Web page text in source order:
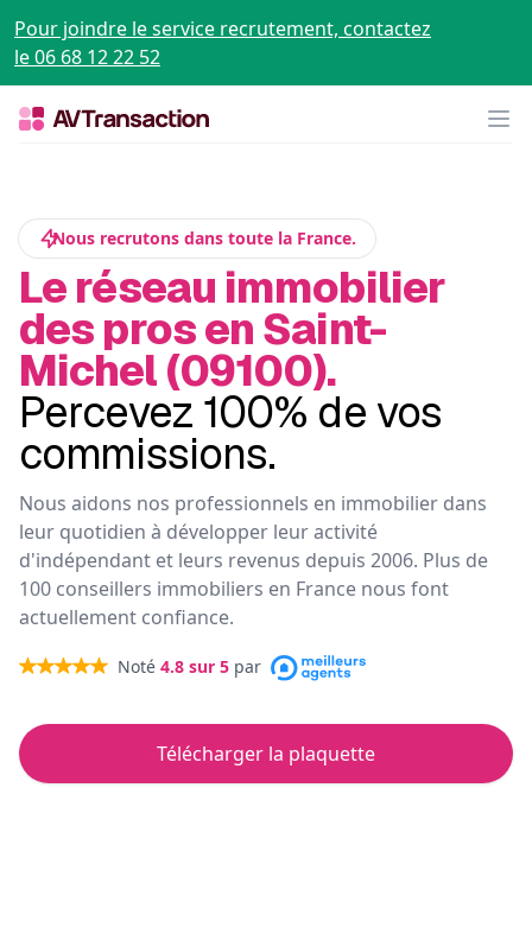
Pour joindre le service recrutement, contactez
le 06 68 12 22 52
Nous recrutons dans toute la France.
Le réseau immobilier
des pros en Saint-
Michel (09100).
Percevez 100% de vos
commissions.
Nous aidons nos professionnels en immobilier dans
leur quotidien à développer leur activité
d'indépendant et leurs revenus depuis 2006. Plus de
100 conseillers immobiliers en France nous font
actuellement confiance.
Noté 4.8 sur 5 par
Télécharger la plaquette